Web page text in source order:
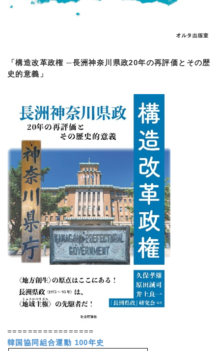
「構造改革政権 ─長洲神奈川県政20年の再評価とその歴
史的意義」
=================
韓国協同組合運動 100年史